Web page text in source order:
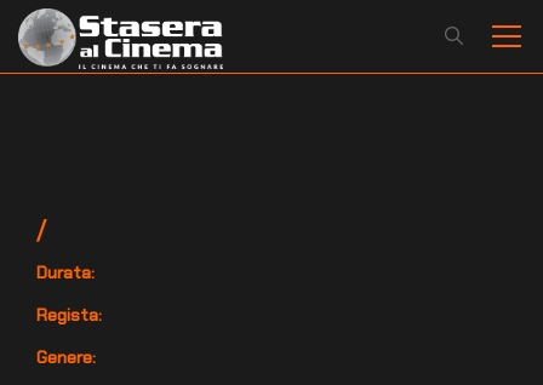
/
Durata:
Regista:
Genere: